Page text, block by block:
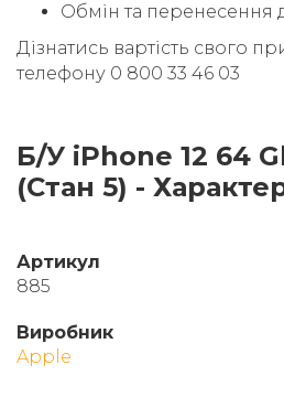
Обмін та перенесення
Дізнатись вартість свого
телефону 0 800 33 46 03
Б/У iPhone 12 64
(Стан 5) -
Артикул
885
Виробник
Apple